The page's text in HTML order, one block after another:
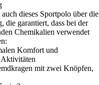
dieses Sportpolo über die
garantiert, dass bei der
Chemikalien verwendet
Komfort und
mit zwei Knöpfen,